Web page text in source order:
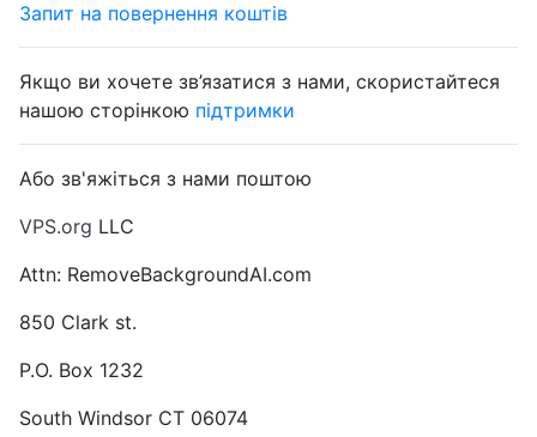
Запит на повернення коштів
Якщо ви хочете зв’язатися з нами, скористайтеся
нашою сторінкою підтримки
Або зв'яжіться з нами поштою
VPS.org LLC
Attn: RemoveBackgroundAI.com
850 Clark st.
P.O. Box 1232
South Windsor CT 06074